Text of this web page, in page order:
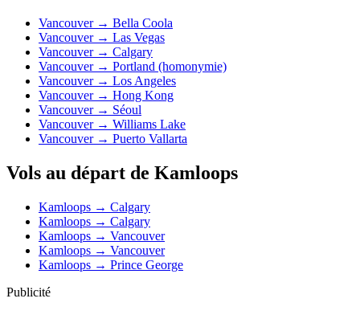
Vancouver → Bella Coola
Vancouver → Las Vegas
Vancouver → Calgary
Vancouver → Portland (homonymie)
Vancouver → Los Angeles
Vancouver → Hong Kong
Vancouver → Séoul
Vancouver → Williams Lake
Vancouver → Puerto Vallarta
Vols au départ de Kamloops
Kamloops → Calgary
Kamloops → Calgary
Kamloops → Vancouver
Kamloops → Vancouver
Kamloops → Prince George
Publicité